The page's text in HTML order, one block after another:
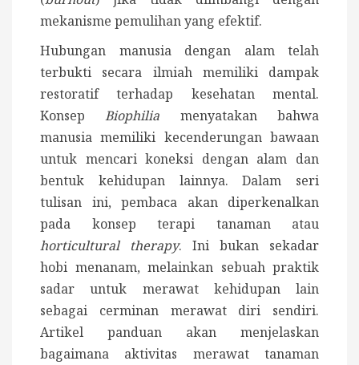
mekanisme pemulihan yang efektif.
Hubungan manusia dengan alam telah
terbukti secara ilmiah memiliki dampak
restoratif terhadap kesehatan mental.
KonsepBiophilia menyatakan bahwa
manusia memiliki kecenderungan bawaan
untuk mencari koneksi dengan alam dan
bentuk kehidupan lainnya. Dalam seri
tulisan ini, pembaca akan diperkenalkan
pada konsep terapi tanaman atau
horticultural therapy. Ini bukan sekadar
hobi menanam, melainkan sebuah praktik
sadar untuk merawat kehidupan lain
sebagai cerminan merawat diri sendiri.
Artikel panduan akan menjelaskan
bagaimana aktivitas merawat tanaman